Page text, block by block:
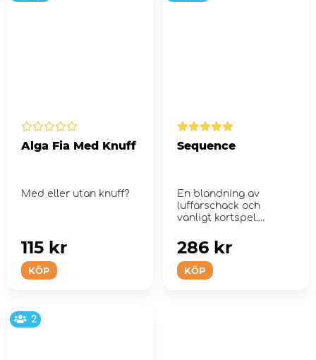
Alga Fia Med Knuff
Med eller utan knuff?
KÖP
115 kr
Sequence
En blandning av
luffarschack och
vanligt kortspel.
KÖP
286 kr
2